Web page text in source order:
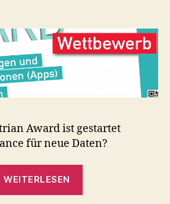
Award ist gestartet
für neue Daten?
WEITERLESEN